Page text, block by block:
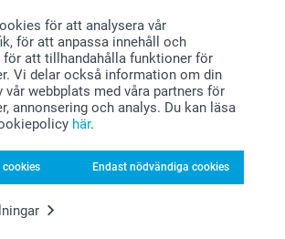
för att analysera vår
för att anpassa innehåll och
för att tillhandahålla funktioner för
Vi delar också information om din
vår webbplats med våra partners för
annonsering och analys. Du kan läsa
här.
Endast nödvändiga cookies
Det glädjer oss att du är nöjd med
med foto.